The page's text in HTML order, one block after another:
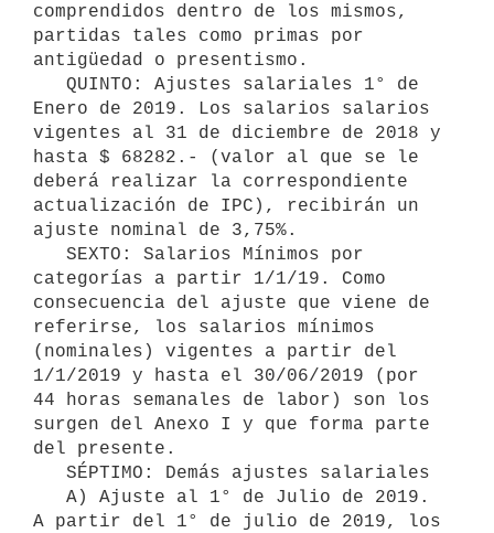
comprendidos dentro de los mismos,
partidas tales como primas por
antigüedad o presentismo.
Enero de 2019. Los salarios salarios
vigentes al 31 de diciembre de 2018 y
hasta $ 68282.- (valor al que se le
deberá realizar la correspondiente
actualización de IPC), recibirán un
ajuste nominal de 3,75%.
categorías a partir 1/1/19. Como
consecuencia del ajuste que viene de
referirse, los salarios mínimos
(nominales) vigentes a partir del
1/1/2019 y hasta el 30/06/2019 (por
44 horas semanales de labor) son los
surgen del Anexo I y que forma parte
del presente.
A partir del 1° de julio de 2019, los